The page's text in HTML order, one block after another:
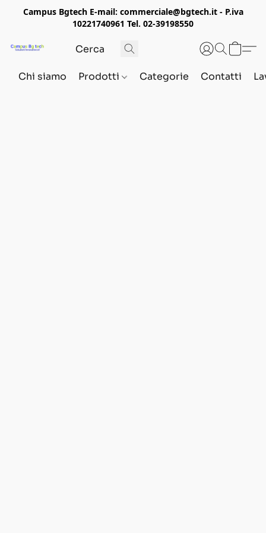
Campus Bgtech E-mail: commerciale@bgtech.it - P.iva
10221740961 Tel. 02-39198550
Chi siamo Prodotti Categorie Contatti